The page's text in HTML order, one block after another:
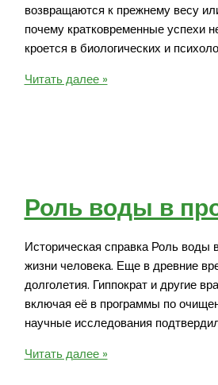
возвращаются к прежнему весу
почему кратковременные успехи
кроется в биологических и
Почему
Читать далее »
Роль воды в
Историческая справка Роль воды
жизни человека. Еще в древние
долголетия. Гиппократ и другие
включая её в программы по
научные исследования
Роль
Читать далее »